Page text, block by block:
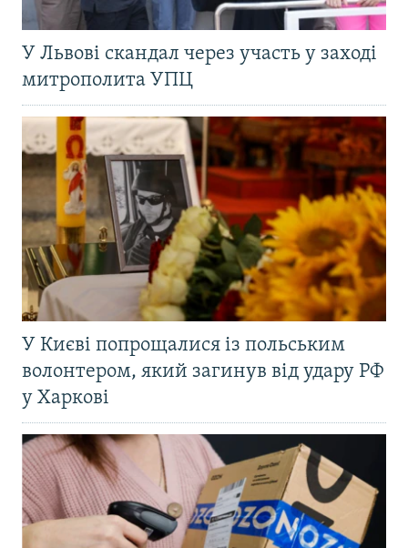
У Львові скандал через участь у заході
митрополита УПЦ
У Києві попрощалися із польським
волонтером, який загинув від удару РФ
у Харкові